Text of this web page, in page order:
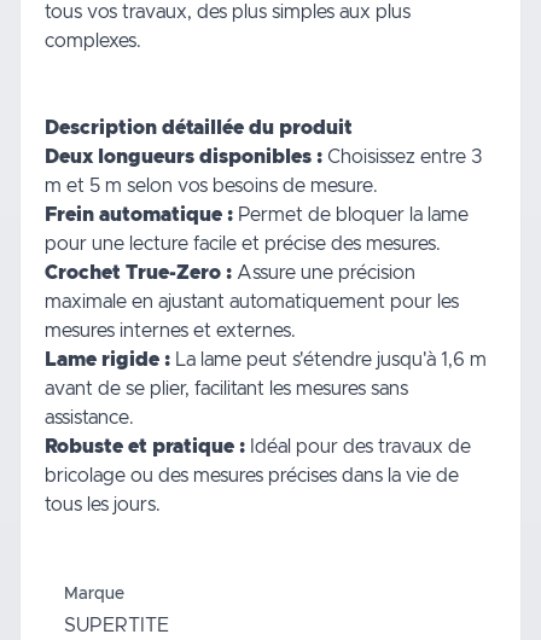
tous vos travaux, des plus simples aux plus
complexes.
Description détaillée du produit
Deux longueurs disponibles : Choisissez entre 3
m et 5 m selon vos besoins de mesure.
Frein automatique : Permet de bloquer la lame
pour une lecture facile et précise des mesures.
Crochet True-Zero : Assure une précision
maximale en ajustant automatiquement pour les
mesures internes et externes.
Lame rigide : La lame peut s'étendre jusqu'à 1,6 m
avant de se plier, facilitant les mesures sans
assistance.
Robuste et pratique : Idéal pour des travaux de
bricolage ou des mesures précises dans la vie de
tous les jours.
Marque
SUPERTITE